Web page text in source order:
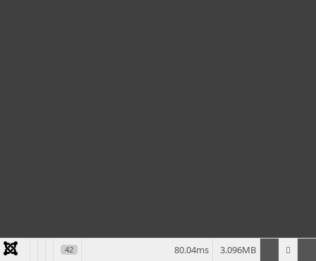
42 3.096MB
80.04ms